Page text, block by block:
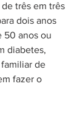
três em três
dois anos
50 anos ou
diabetes,
de
fazer o